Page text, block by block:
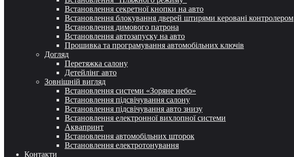
Встановлення секретної кнопки на авто
Встановлення блокування дверей штирями керовані контролером
Встановлення димового патрона
Встановлення автозапуску на авто
Прошивка та програмування автомобільних ключів
Догляд
Перетяжка салону
Детейлінг авто
Зовнішній вигляд
Встановлення системи «Зоряне небо»
Встановлення підсвічування салону
Встановлення підсвічування авто знизу
Встановлення електронної вихлопної системи
Аквапринт
Встановлення автомобільних шторок
Встановлення електротонування
Контакти